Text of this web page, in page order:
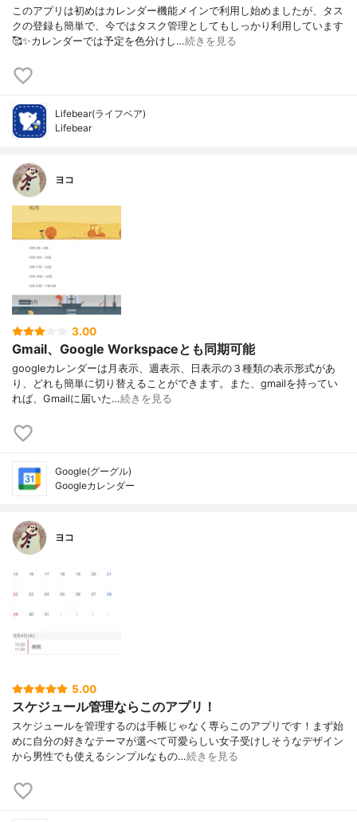
このアプリは初めはカレンダー機能メインで利用し始めましたが、タス
クの登録も簡単で、今ではタスク管理としてもしっかり利用しています
🥰✨カレンダーでは予定を色分けし…続きを見る
Lifebear(ライフベア)
Lifebear
ヨコ
3.00
Gmail、Google Workspaceとも同期可能
googleカレンダーは月表示、週表示、日表示の３種類の表示形式があ
り、どれも簡単に切り替えることができます。また、gmailを持ってい
れば、Gmailに届いた…続きを見る
Google(グーグル)
Googleカレンダー
ヨコ
5.00
スケジュール管理ならこのアプリ！
スケジュールを管理するのは手帳じゃなく専らこのアプリです！まず始
めに自分の好きなテーマが選べて可愛らしい女子受けしそうなデザイン
から男性でも使えるシンプルなもの…続きを見る